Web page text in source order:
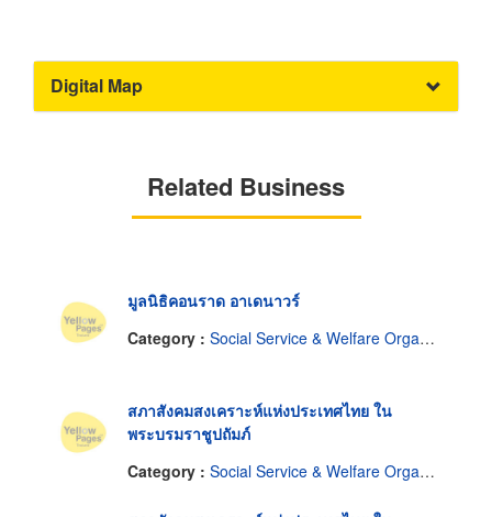
Digital Map
Related Business
มูลนิธิคอนราด อาเดนาวร์
Category : Social Service & Welfare Organizations
สภาสังคมสงเคราะห์แห่งประเทศไทย ใน
พระบรมราชูปถัมภ์
Category : Social Service & Welfare Organizations